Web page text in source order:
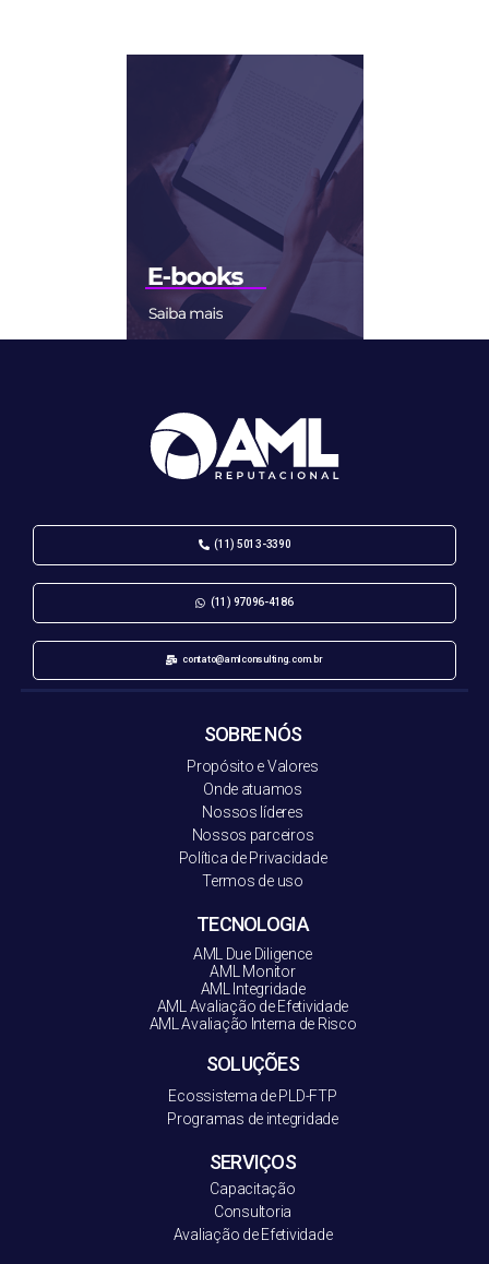
(11) 5013-3390
(11) 97096-4186
contato@amlconsulting.com.br
SOBRE NÓS
Propósito e Valores
Onde atuamos
Nossos líderes
Nossos parceiros
Política de Privacidade
Termos de uso
TECNOLOGIA
AML Due Diligence
AML Monitor
AML Integridade
AML Avaliação de Efetividade
AML Avaliação Interna de Risco
SOLUÇÕES
Ecossistema de PLD-FTP
Programas de integridade
SERVIÇOS
Capacitação
Consultoria
Avaliação de Efetividade